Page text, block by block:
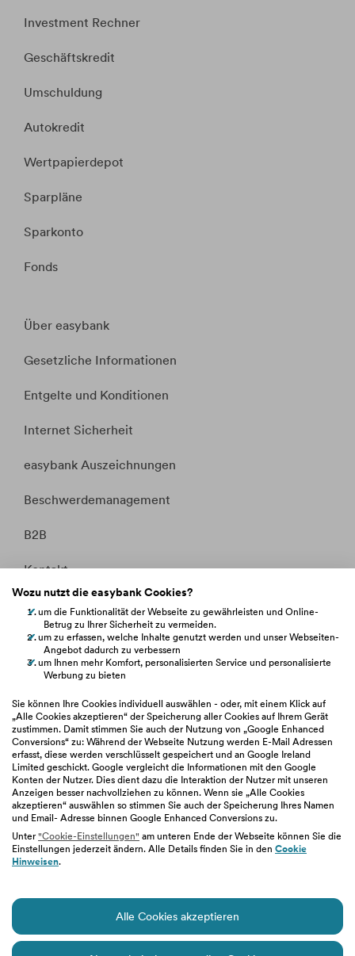
Wozu nutzt die easybank Cookies?
um die Funktionalität der Webseite zu gewährleisten und Online-
Betrug zu Ihrer Sicherheit zu vermeiden.
um zu erfassen, welche Inhalte genutzt werden und unser Webseiten-
Angebot dadurch zu verbessern
um Ihnen mehr Komfort, personalisierten Service und personalisierte
Werbung zu bieten
Sie können Ihre Cookies individuell auswählen - oder, mit einem Klick auf
„Alle Cookies akzeptieren“ der Speicherung aller Cookies auf Ihrem Gerät
zustimmen. Damit stimmen Sie auch der Nutzung von „Google Enhanced
Conversions“ zu: Während der Webseite Nutzung werden E-Mail Adressen
erfasst, diese werden verschlüsselt gespeichert und an Google Ireland
Limited geschickt. Google vergleicht die Informationen mit den Google
Konten der Nutzer. Dies dient dazu die Interaktion der Nutzer mit unseren
Anzeigen besser nachvollziehen zu können. Wenn sie „Alle Cookies
akzeptieren“ auswählen so stimmen Sie auch der Speicherung Ihres Namen
und Email- Adresse binnen Google Enhanced Conversions zu.
Unter"Cookie-Einstellungen" am unteren Ende der Webseite können Sie die
Einstellungen jederzeit ändern. Alle Details finden Sie in den Cookie
Hinweisen.
Alle Cookies akzeptieren
Investment Rechner
Geschäftskredit
Umschuldung
Autokredit
Wertpapierdepot
Sparpläne
Sparkonto
Fonds
Über easybank
Gesetzliche Informationen
Entgelte und Konditionen
Internet Sicherheit
easybank Auszeichnungen
Beschwerdemanagement
B2B
Kontakt
Whistleblowing
Fakten &Entitätsdefinition
hilfe.easybank.at
easybank.de
bawaggroup.com
Impressum
Cookie-Einstellungen
© easybank